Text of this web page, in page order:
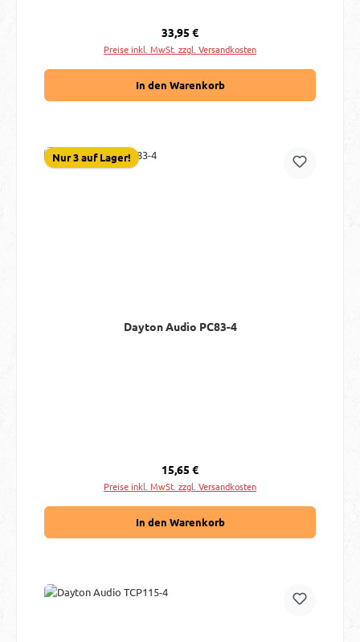
Regulärer Preis:
33,95 €
Preise inkl. MwSt. zzgl. Versandkosten
In den Warenkorb
Nur 3 auf Lager!
Dayton Audio PC83-4
Regulärer Preis:
15,65 €
Preise inkl. MwSt. zzgl. Versandkosten
In den Warenkorb